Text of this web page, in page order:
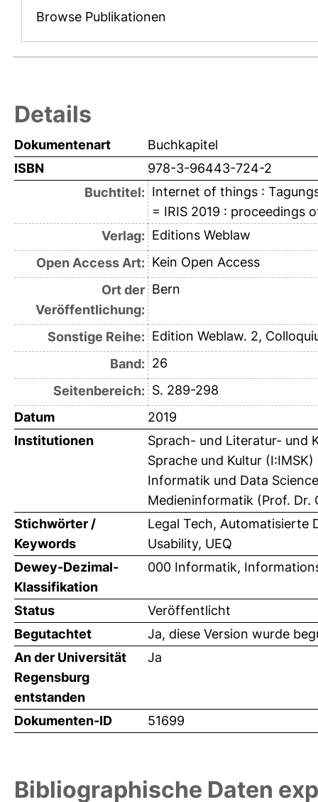
Browse Publikationen
Details
Dokumentenart
Buchkapitel
ISBN
978-3-96443-724-2
Buchtitel: Internet of things :
= IRIS 2019 : proceedings
Verlag: Editions Weblaw
Open Access Art: Kein Open Access
Ort der
Veröffentlichung:
Bern
Sonstige Reihe: Edition Weblaw. 2,
Band: 26
Seitenbereich: S. 289-298
Datum
2019
Institutionen
Sprach- und Literatur- und
Sprache und Kultur
Informatik und Data
Medieninformatik (Prof. Dr.
Stichwörter /
Keywords
Legal Tech, Automatisierte
Usability, UEQ
Dewey-Dezimal-
Klassifikation
000 Informatik,
Status
Veröffentlicht
Begutachtet
Ja, diese Version wurde
An der Universität
Regensburg
entstanden
Ja
Dokumenten-ID 51699
Bibliographische Daten